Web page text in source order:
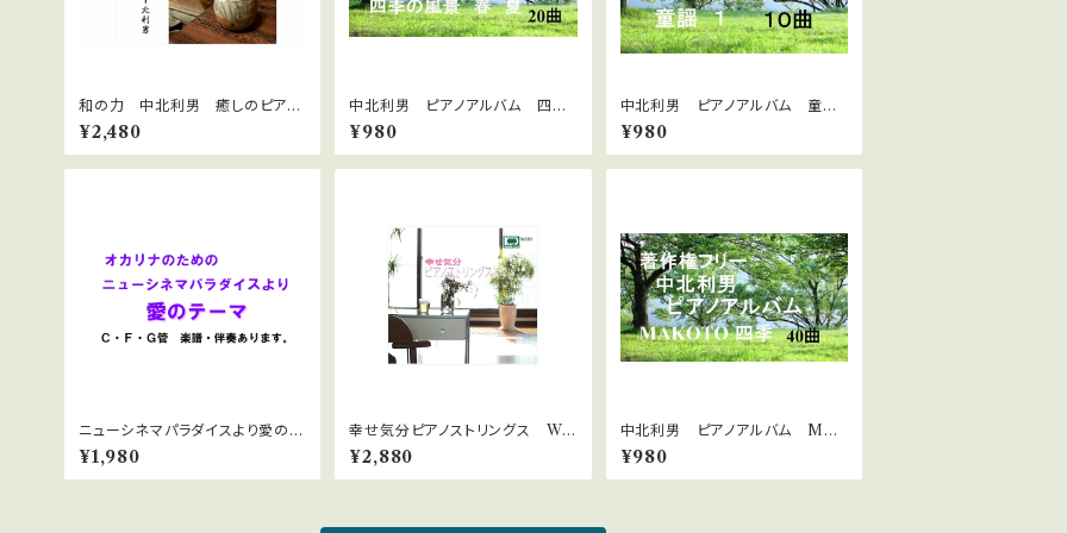
和の力 中北利男 癒しのピア
ノ 著作権フリー jasrac申請不
要
¥2,480
中北利男 ピアノアルバム 四季
の風景 春夏
¥980
中北利男 ピアノアルバム 童謡
１
¥980
ニューシネマパラダイスより愛のテ
ーマ 楽譜と伴奏音源
¥1,980
幸せ気分ピアノストリングス WA
Vファイルダウンロード版
¥2,880
中北利男 ピアノアルバム MAK
OTO四季
¥980